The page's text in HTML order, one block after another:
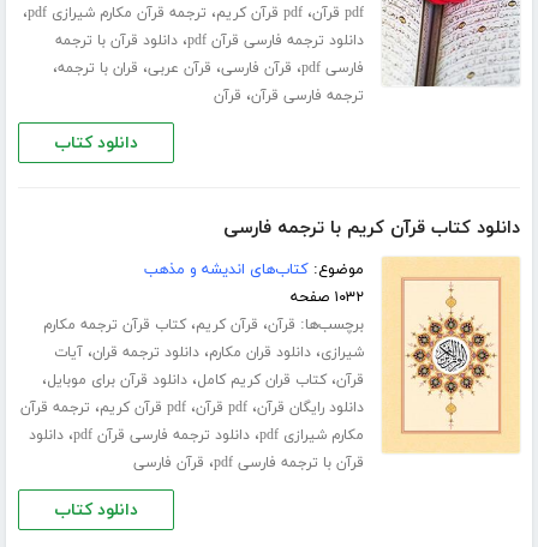
pdf قرآن ،pdf قرآن کریم ، ترجمه قرآن مکارم شیرازی pdf ،
دانلود ترجمه فارسی قرآن pdf ،دانلود قرآن با ترجمه
فارسی pdf
، قرآن فارسی، قرآن عربی، قران با ترجمه،
ترجمه فارسی قرآن، قرآن
دانلود کتاب
دانلود کتاب قرآن کریم با ترجمه فارسی
موضوع:کتاب‌های اندیشه و مذهب
۱۰۳۲ صفحه
برچسب‌ها: قرآن، قرآن کریم،کتاب قرآن ترجمه مکارم
شیرازی،دانلود قران مکارم،دانلود ترجمه قران،آیات
قرآن،کتاب قران کریم کامل،دانلود قرآن برای موبایل،
دانلود رایگان قرآن،pdf قرآن ،pdf قرآن کریم ، ترجمه قرآن
مکارم شیرازی pdf
،دانلود ترجمه فارسی قرآن pdf ،دانلود
قرآن با ترجمه فارسی pdf
، قرآن فارسی
دانلود کتاب